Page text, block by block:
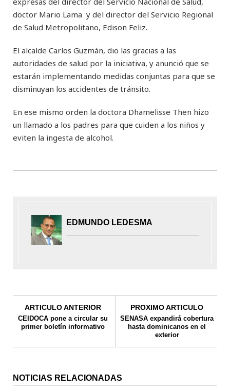
doctor Mario Lama y del director del Servicio Regional
de Salud Metropolitano, Edison Feliz.
El alcalde Carlos Guzmán, dio las gracias a las
autoridades de salud por la iniciativa, y anunció que se
estarán implementando medidas conjuntas para que se
disminuyan los accidentes de tránsito.
En ese mismo orden la doctora Dhamelisse Then hizo
un llamado a los padres para que cuiden a los niños y
eviten la ingesta de alcohol.
EDMUNDO LEDESMA
ARTICULO ANTERIOR
CEIDOCA pone a circular su
primer boletín informativo
PROXIMO ARTICULO
SENASA expandirá cobertura
hasta dominicanos en el
exterior
NOTICIAS RELACIONADAS